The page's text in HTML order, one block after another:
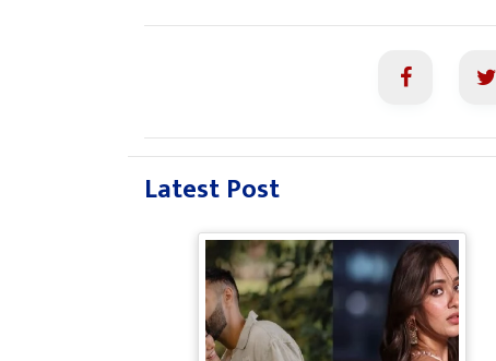
Latest Post